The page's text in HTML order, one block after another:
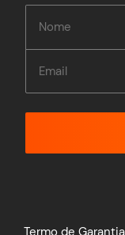
Termo de Garantia